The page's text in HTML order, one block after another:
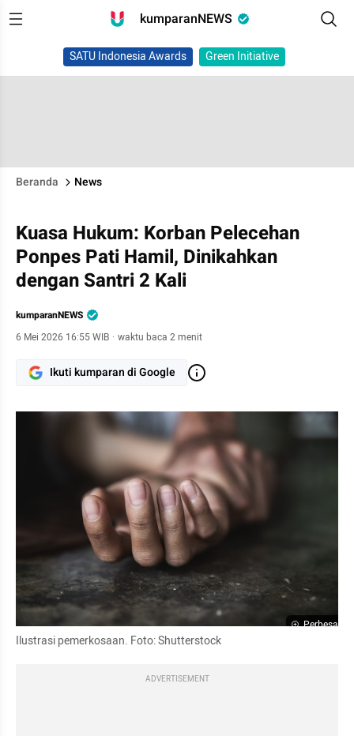
kumparanNEWS
SATU Indonesia Awards Green Initiative
Beranda News
Kuasa Hukum: Korban Pelecehan
Ponpes Pati Hamil, Dinikahkan
dengan Santri 2 Kali
kumparanNEWS
6 Mei 2026 16:55 WIB · waktu baca 2 menit
Ikuti kumparan di Google
Perbesar
Ilustrasi pemerkosaan. Foto: Shutterstock
ADVERTISEMENT